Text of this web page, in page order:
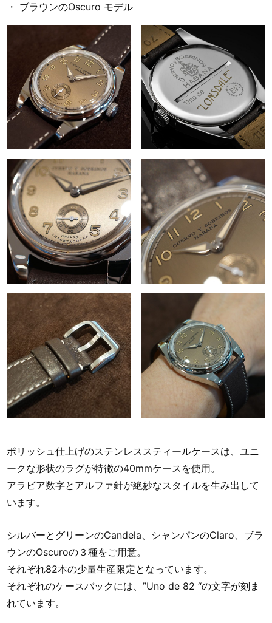
・ ブラウンのOscuro モデル
ポリッシュ仕上げのステンレススティールケースは、ユニ
ークな形状のラグが特徴の40mmケースを使用。
アラビア数字とアルファ針が絶妙なスタイルを生み出して
います。
シルバーとグリーンのCandela、シャンパンのClaro、ブラ
ウンのOscuroの３種をご用意。
それぞれ82本の少量生産限定となっています。
それぞれのケースバックには、”Uno de 82 “の文字が刻ま
れています。